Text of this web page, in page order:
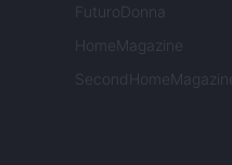
FuturoDonna
HomeMagazine
SecondHomeMagazine